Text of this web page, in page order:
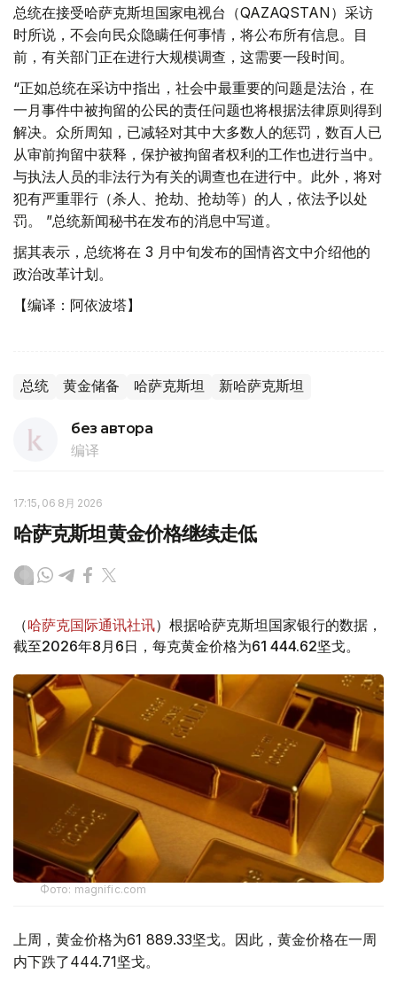
总统在接受哈萨克斯坦国家电视台（QAZAQSTAN）采访
时所说，不会向民众隐瞒任何事情，将公布所有信息。目
前，有关部门正在进行大规模调查，这需要一段时间。
“正如总统在采访中指出，社会中最重要的问题是法治，在
一月事件中被拘留的公民的责任问题也将根据法律原则得到
解决。众所周知，已减轻对其中大多数人的惩罚，数百人已
从审前拘留中获释，保护被拘留者权利的工作也进行当中。
与执法人员的非法行为有关的调查也在进行中。此外，将对
犯有严重罪行（杀人、抢劫、抢劫等）的人，依法予以处
罚。 ”总统新闻秘书在发布的消息中写道。
据其表示，总统将在 3 月中旬发布的国情咨文中介绍他的
政治改革计划。
【编译：阿依波塔】
总统 黄金储备 哈萨克斯坦 新哈萨克斯坦
без автора
编译
17:15, 06 8月 2026
哈萨克斯坦黄金价格继续走低
（哈萨克国际通讯社讯）根据哈萨克斯坦国家银行的数据，
截至2026年8月6日，每克黄金价格为61 444.62坚戈。
Фото: magnific.com
上周，黄金价格为61 889.33坚戈。因此，黄金价格在一周
内下跌了444.71坚戈。